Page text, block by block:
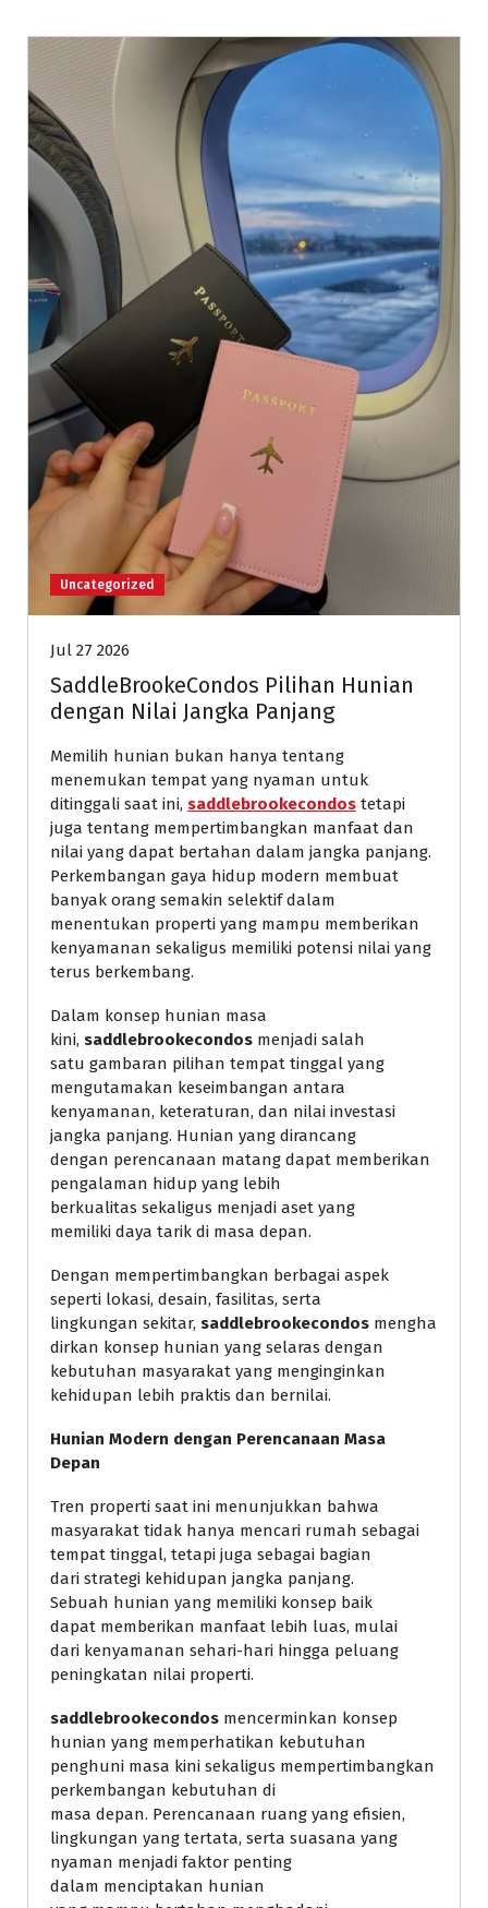
Uncategorized
Jul 27 2026
SaddleBrookeCondos Pilihan Hunian
dengan Nilai Jangka Panjang
Memilih hunian bukan hanya tentang
menemukan tempat yang nyaman untuk
ditinggali saat ini, saddlebrookecondos tetapi
juga tentang mempertimbangkan manfaat dan
nilai yang dapat bertahan dalam jangka panjang.
Perkembangan gaya hidup modern membuat
banyak orang semakin selektif dalam
menentukan properti yang mampu memberikan
kenyamanan sekaligus memiliki potensi nilai yang
terus berkembang.
Dalam konsep hunian masa
kini, saddlebrookecondos menjadi salah
satu gambaran pilihan tempat tinggal yang
mengutamakan keseimbangan antara
kenyamanan, keteraturan, dan nilai investasi
jangka panjang. Hunian yang dirancang
dengan perencanaan matang dapat memberikan
pengalaman hidup yang lebih
berkualitas sekaligus menjadi aset yang
memiliki daya tarik di masa depan.
Dengan mempertimbangkan berbagai aspek
seperti lokasi, desain, fasilitas, serta
lingkungan sekitar, saddlebrookecondos mengha
dirkan konsep hunian yang selaras dengan
kebutuhan masyarakat yang menginginkan
kehidupan lebih praktis dan bernilai.
Hunian Modern dengan Perencanaan Masa
Depan
Tren properti saat ini menunjukkan bahwa
masyarakat tidak hanya mencari rumah sebagai
tempat tinggal, tetapi juga sebagai bagian
dari strategi kehidupan jangka panjang.
Sebuah hunian yang memiliki konsep baik
dapat memberikan manfaat lebih luas, mulai
dari kenyamanan sehari-hari hingga peluang
peningkatan nilai properti.
saddlebrookecondos mencerminkan konsep
hunian yang memperhatikan kebutuhan
penghuni masa kini sekaligus mempertimbangkan
perkembangan kebutuhan di
masa depan. Perencanaan ruang yang efisien,
lingkungan yang tertata, serta suasana yang
nyaman menjadi faktor penting
dalam menciptakan hunian